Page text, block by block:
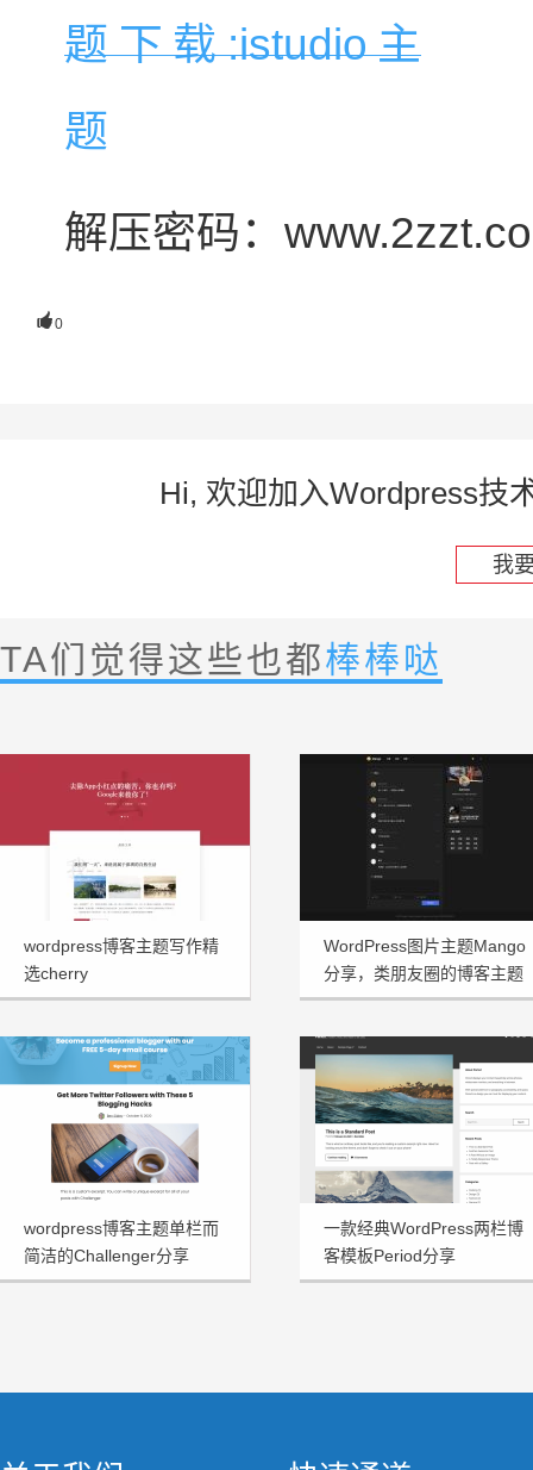
解压密码：
0
Hi, 欢迎加入Wordpress技
我
TA们觉得这些也都棒棒哒
wordpress博客主题写作精
选cherry
WordPress图片主题Mango
分享，类朋友圈的博客主题
wordpress博客主题单栏而
简洁的Challenger分享
一款经典WordPress两栏博
客模板Period分享